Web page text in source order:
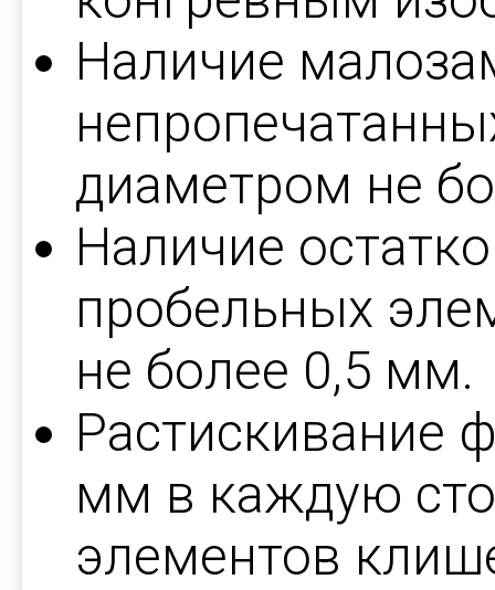
Наличие
диаметром не
Наличие
пробельных
не более 0,5 мм.
Растискивание
мм в каждую
элементов